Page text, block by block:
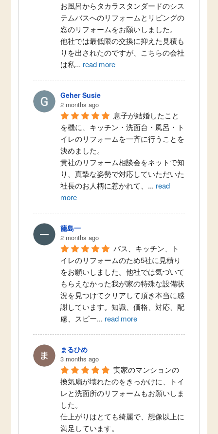
お風呂からタカラスタンダードのシス
テムバスへのリフォームとリビングの
窓のリフォームをお願いしました。
他社では最低限の交換に抑えた見積も
りを出されたのですが、こちらの会社
は私... read more
Geher Susie
2 months ago
息子が結婚したこと
を機に、キッチン・洗面台・風呂・ト
イレのリフォームを一斉に行うことを
決めました。
貴社のリフォーム相談会をネットで知
り、真摯な姿勢で対応していただいた
社長のお人柄に惹かれて、 ... read
more
籠島一
2 months ago
バス、キッチン、ト
イレのリフォームのため5社に見積り
をお願いしました。他社では気づいて
もらえなかった我が家の特殊な設備状
況を見つけてクリアして頂き本当に感
謝しています。知識、価格、対応、配
慮、スピー... read more
まるひめ
3 months ago
実家のマンションの
換気扇が壊れたのをきっかけに、トイ
レと洗面所のリフォームもお願いしま
した。
仕上がりはとても綺麗で、想像以上に
満足しています。